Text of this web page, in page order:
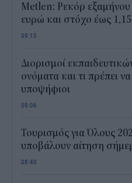
Metlen: Ρεκόρ εξαμήνου
ευρώ και στόχο έως 1,15
09:15
Διορισμοί
ονόματα και τι πρέπει
υποψήφιοι
09:06
Τουρισμός για Όλους
υποβάλουν αίτηση
08:40